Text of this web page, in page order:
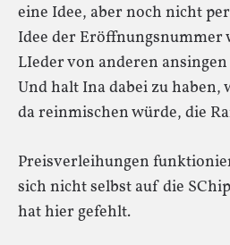
eine Idee, aber noch nicht
Idee der Eröffnungsnummer
LIeder von anderen
Und halt Ina dabei zu haben,
da reinmischen würde, die
Preisverleihungen
sich nicht selbst auf die
hat hier gefehlt.